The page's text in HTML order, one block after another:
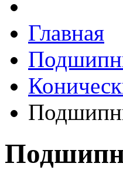
Ивантеевка, подшипники,
Главная